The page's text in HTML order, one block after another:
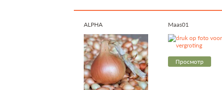
ALPHA Maas01
Просмотр